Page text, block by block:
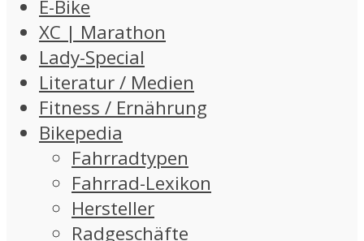
E-Bike
XC | Marathon
Lady-Special
Literatur / Medien
Fitness / Ernährung
Bikepedia
Fahrradtypen
Fahrrad-Lexikon
Hersteller
Radgeschäfte